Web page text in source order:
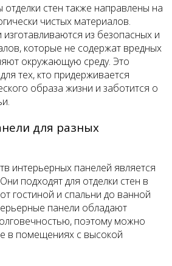
стен также направлены на
чистых материалов.
из безопасных и
которые не содержат вредных
окружающую среду. Это
тех, кто придерживается
образа жизни и заботится о
для разных
интерьерных панелей является
подходят для отделки стен в
гостиной и спальни до ванной
панели обладают
поэтому можно
в помещениях с высокой